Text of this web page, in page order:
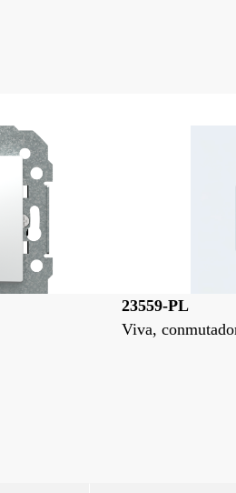
23559-PL
Viva,